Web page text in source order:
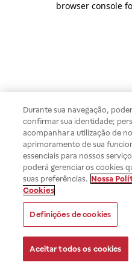
browser console
Durante sua navegação,
confirmar sua identidade;
acompanhar a utilização de
aprimoramento de sua
essenciais para nossos
poderá gerenciar os cookies
suas preferências. Nossa
Cookies
Definições de cookies
Aceitar todos os cookies